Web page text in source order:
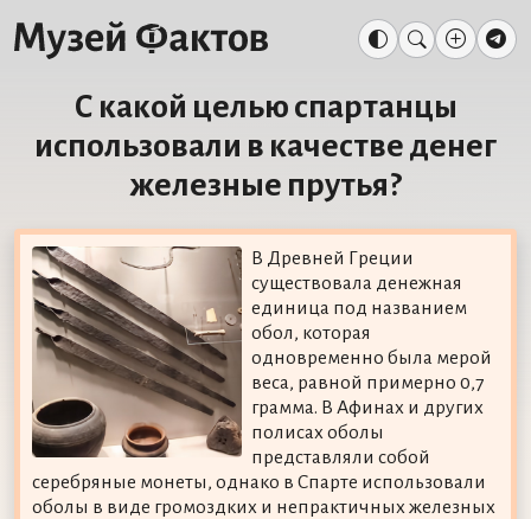
С какой целью спартанцы
использовали в качестве денег
железные прутья?
В Древней Греции
существовала денежная
единица под названием
обол, которая
одновременно была мерой
веса, равной примерно 0,7
грамма. В Афинах и других
полисах оболы
представляли собой
серебряные монеты, однако в Спарте использовали
оболы в виде громоздких и непрактичных железных